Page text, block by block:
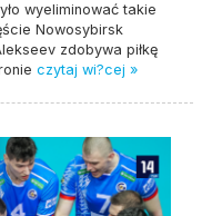
wyeliminować takie
Nowosybirsk
zdobywa piłkę
czytaj wi?cej »